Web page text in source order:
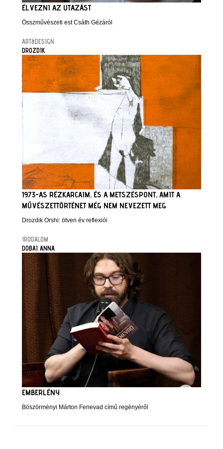
ÉLVEZNI AZ UTAZÁST
Összművészeti est Csáth Gézáról
ART&DESIGN
DROZDIK
1973-AS RÉZKARCAIM, ÉS A METSZÉSPONT, AMIT A
MŰVÉSZETTÖRTÉNET MÉG NEM NEVEZETT MEG
Drozdik Orshi: ötven év reflexiói
IRODALOM
DOBAI ANNA
EMBERLÉNY
Böszörményi Márton Fenevad című regényéről